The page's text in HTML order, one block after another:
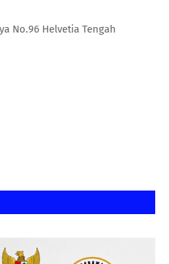
No.96 Helvetia Tengah